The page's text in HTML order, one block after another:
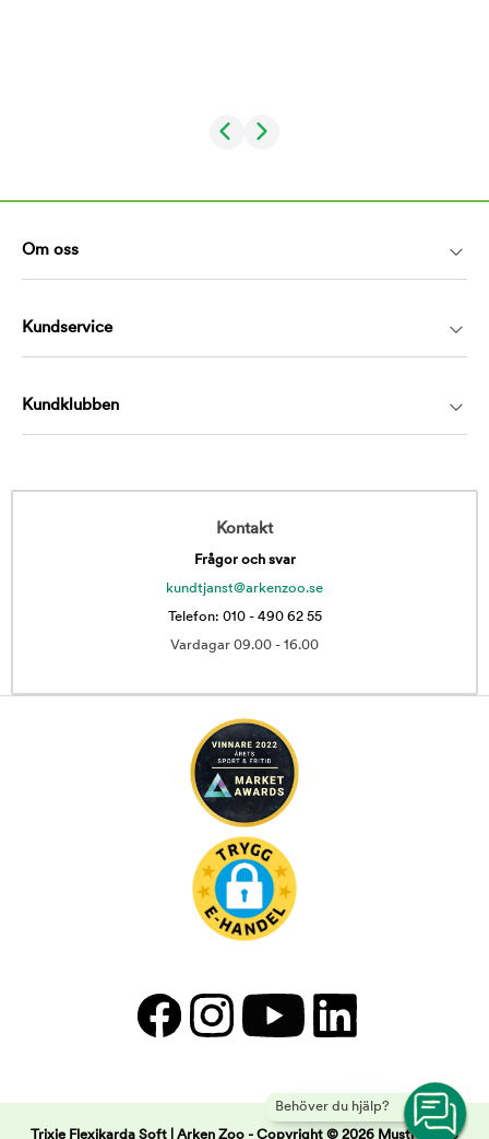
Behöver du hjälp?
Om oss
Kundservice
Kundklubben
Kontakt
Frågor och svar
kundtjanst@arkenzoo.se
Telefon: 010 - 490 62 55
Vardagar 09.00 - 16.00
Trixie Flexikarda Soft | Arken Zoo - Copyright © 2026 Musti Group